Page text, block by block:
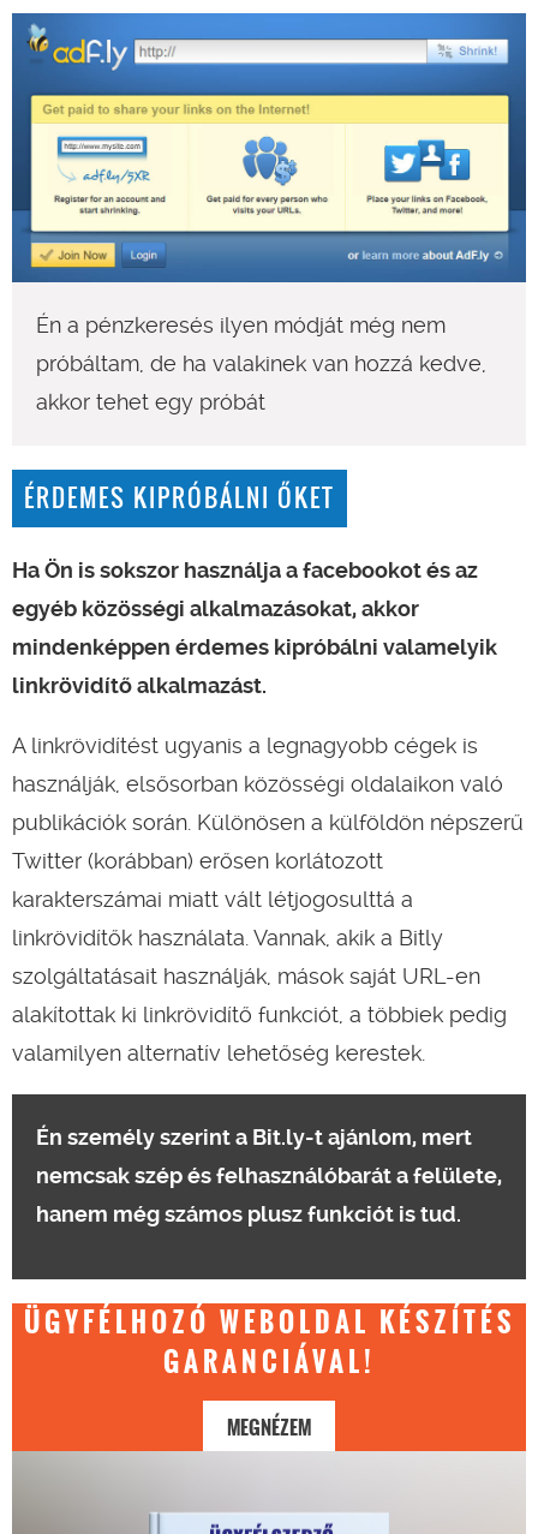
Én a pénzkeresés ilyen módját még nem
próbáltam, de ha valakinek van hozzá kedve,
akkor tehet egy próbát
ÉRDEMES KIPRÓBÁLNI ŐKET
Ha Ön is sokszor használja a facebookot és az
egyéb közösségi alkalmazásokat, akkor
mindenképpen érdemes kipróbálni valamelyik
linkrövidítő alkalmazást.
A linkrövidítést ugyanis a legnagyobb cégek is
használják, elsősorban közösségi oldalaikon való
publikációk során. Különösen a külföldön népszerű
Twitter (korábban) erősen korlátozott
karakterszámai miatt vált létjogosulttá a
linkrövidítők használata. Vannak, akik a Bitly
szolgáltatásait használják, mások saját URL-en
alakítottak ki linkrövidítő funkciót, a többiek pedig
valamilyen alternatív lehetőség kerestek.
Én személy szerint a Bit.ly-t ajánlom, mert
nemcsak szép és felhasználóbarát a felülete,
hanem még számos plusz funkciót is tud.
ÜGYFÉLHOZÓ WEBOLDAL KÉSZÍTÉS
GARANCIÁVAL!
MEGNÉZEM